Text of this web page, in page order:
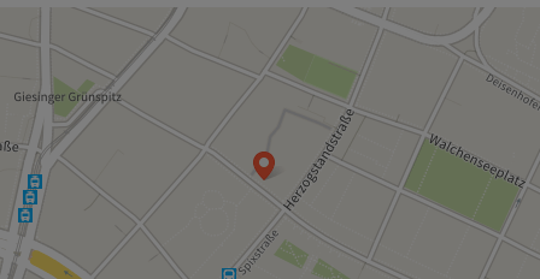
Professionell Erfahren
Freundlich 7